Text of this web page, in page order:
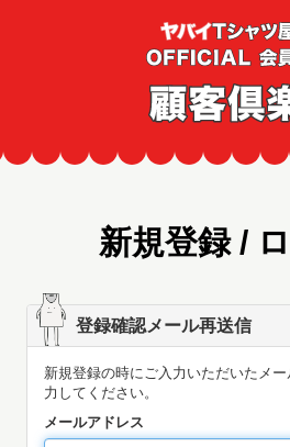
新規登録 /
登録確認メール再送信
新規登録の時にご入力いただいたメ
力してください。
メールアドレス